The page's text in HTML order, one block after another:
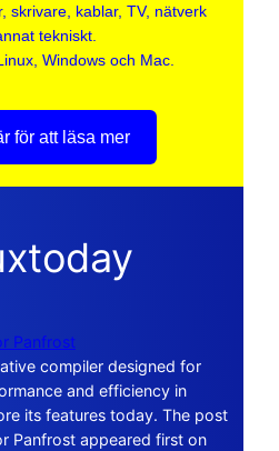
skrivare, kablar, TV, nätverk
tekniskt.
Windows och Mac.
för att läsa mer
Panfrost
compiler designed for
and efficiency in
its features today. The post
Panfrost appeared first on